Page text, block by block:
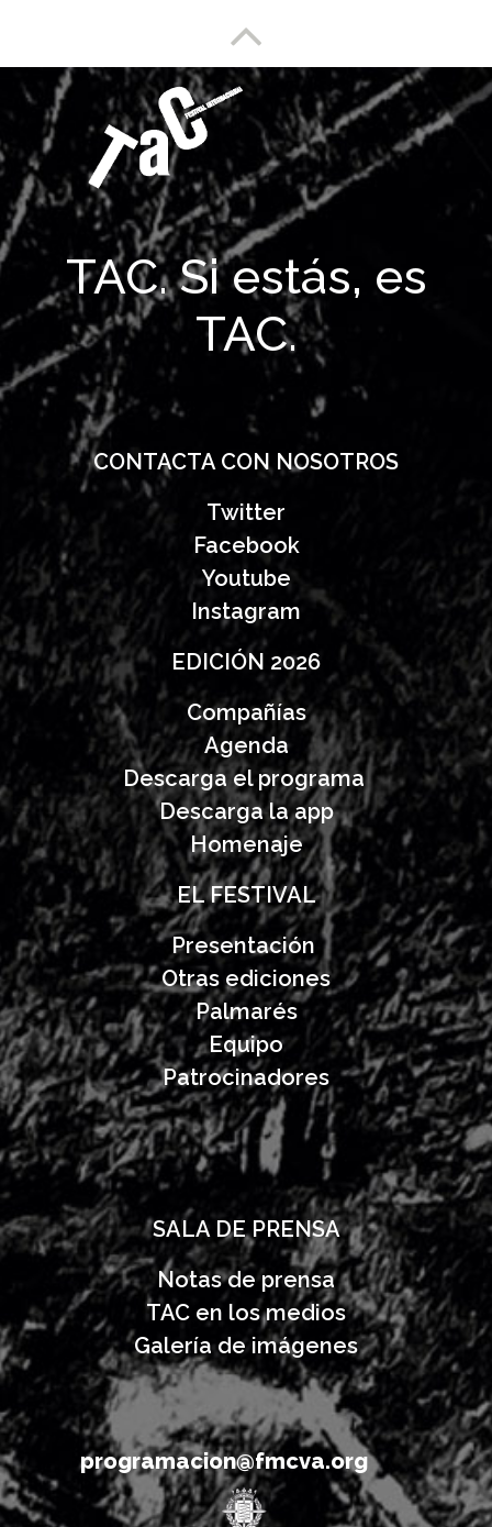
TAC. Si estás, es
TAC.
CONTACTA CON NOSOTROS
Twitter
Facebook
Youtube
Instagram
EDICIÓN 2026
Compañías
Agenda
Descarga el programa
Descarga la app
Homenaje
EL FESTIVAL
Presentación
Otras ediciones
Palmarés
Equipo
Patrocinadores
SALA DE PRENSA
Notas de prensa
TAC en los medios
Galería de imágenes
programacion@fmcva.org